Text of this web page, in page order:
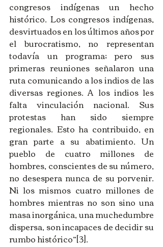
congresos indígenas un hecho
histórico. Los congresos indígenas,
desvirtuados en los últimos años por
el burocratismo, no representan
todavía un programa; pero sus
primeras reuniones señalaron una
ruta comunicando a los indios de las
diversas regiones. A los indios les
falta vinculación nacional. Sus
protestas han sido siempre
regionales. Esto ha contribuido, en
gran parte a su abatimiento. Un
pueblo de cuatro millones de
hombres, conscientes de su número,
no desespera nunca de su porvenir.
Ni los mismos cuatro millones de
hombres mientras no son sino una
masa inorgánica, una muchedumbre
dispersa, son incapaces de decidir su
rumbo histórico”[3].